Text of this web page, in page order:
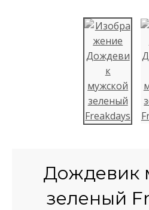
Дождевик
зеленый